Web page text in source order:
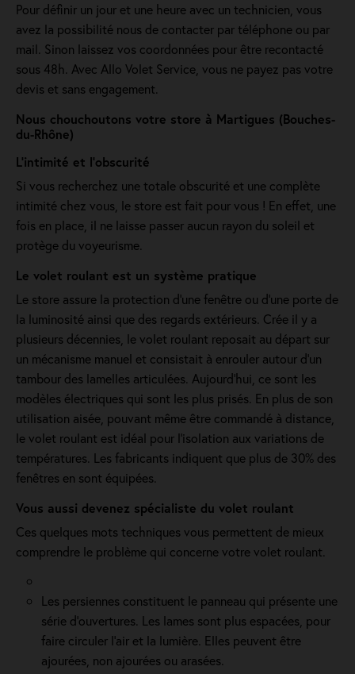
Pour définir un jour et une heure avec un technicien, vous
avez la possibilité nous de contacter par téléphone ou par
mail. Sinon laissez vos coordonnées pour être recontacté
sous 48h. Avec Allo Volet Service, vous ne payez pas votre
devis et sans engagement.
Nous chouchoutons votre store à Martigues (Bouches-
du-Rhône)
L’intimité et l’obscurité
Si vous recherchez une totale obscurité et une complète
intimité chez vous, le store est fait pour vous ! En effet, une
fois en place, il ne laisse passer aucun rayon du soleil et
protège du voyeurisme.
Le volet roulant est un système pratique
Le store assure la protection d'une fenêtre ou d'une porte de
la luminosité ainsi que des regards extérieurs. Crée il y a
plusieurs décennies, le volet roulant reposait au départ sur
un mécanisme manuel et consistait à enrouler autour d'un
tambour des lamelles articulées. Aujourd'hui, ce sont les
modèles électriques qui sont les plus prisés. En plus de son
utilisation aisée, pouvant même être commandé à distance,
le volet roulant est idéal pour l'isolation aux variations de
températures. Les fabricants indiquent que plus de 30% des
fenêtres en sont équipées.
Vous aussi devenez spécialiste du volet roulant
Ces quelques mots techniques vous permettent de mieux
comprendre le problème qui concerne votre volet roulant.
Les persiennes constituent le panneau qui présente une
série d’ouvertures. Les lames sont plus espacées, pour
faire circuler l’air et la lumière. Elles peuvent être
ajourées, non ajourées ou arasées.